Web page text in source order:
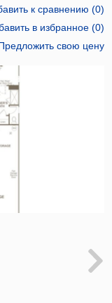
к сравнению (0)
в избранное(0)
свою цену